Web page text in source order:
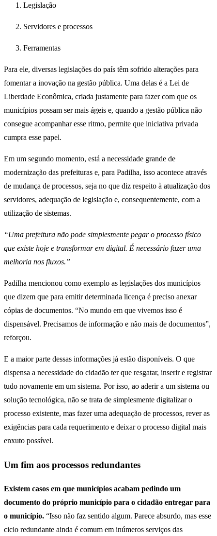
Legislação
Servidores e processos
Ferramentas
Para ele, diversas legislações do país têm sofrido alterações para
fomentar a inovação na gestão pública. Uma delas é a Lei de
Liberdade Econômica, criada justamente para fazer com que os
municípios possam ser mais ágeis e, quando a gestão pública não
consegue acompanhar esse ritmo, permite que iniciativa privada
cumpra esse papel.
Em um segundo momento, está a necessidade grande de
modernização das prefeituras e, para Padilha, isso acontece através
de mudança de processos, seja no que diz respeito à atualização dos
servidores, adequação de legislação e, consequentemente, com a
utilização de sistemas.
“Uma prefeitura não pode simplesmente pegar o processo físico
que existe hoje e transformar em digital. É necessário fazer uma
melhoria nos fluxos.”
Padilha mencionou como exemplo as legislações dos municípios
que dizem que para emitir determinada licença é preciso anexar
cópias de documentos. “No mundo em que vivemos isso é
dispensável. Precisamos de informação e não mais de documentos”,
reforçou.
E a maior parte dessas informações já estão disponíveis. O que
dispensa a necessidade do cidadão ter que resgatar, inserir e registrar
tudo novamente em um sistema. Por isso, ao aderir a um sistema ou
solução tecnológica, não se trata de simplesmente digitalizar o
processo existente, mas fazer uma adequação de processos, rever as
exigências para cada requerimento e deixar o processo digital mais
enxuto possível.
Um fim aos processos redundantes
Existem casos em que municípios acabam pedindo um
documento do próprio município para o cidadão entregar para
o município. “Isso não faz sentido algum. Parece absurdo, mas esse
ciclo redundante ainda é comum em inúmeros serviços das